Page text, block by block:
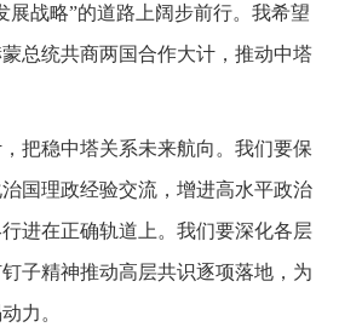
展战略”的道路上阔步前行。我希望
总统共商两国合作大计，推动中塔
把稳中塔关系未来航向。我们要保
国理政经验交流，增进高水平政治
进在正确轨道上。我们要深化各层
子精神推动高层共识逐项落地，为
力。